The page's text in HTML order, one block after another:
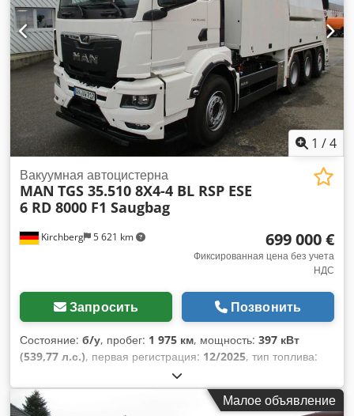
1 /4
Kirchberg 5 621 km
Вакуумная автоцистерна
MAN TGS 35.510 8X4-4 BL RSP ESE
6 RD 8000 F1 Saugbag
699 000 €
Фиксированная цена без учета
НДС
Запросить Позвонить
Состояние: б/у, пробег: 1 975 км, мощность: 397 кВт
(539,77 л.с.), первая регистрация: 12/2025, тип топлива:
32 000 кг, конфигурация осей:
следующая проверка (TÜV):12/2026, тип передачи:
автоматический
Евро 6, Оборудование:
Малое объявление